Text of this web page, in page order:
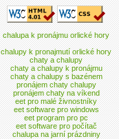
chalupa k pronájmu orlické hory
chalupy k pronajmutí orlické hory
chaty a chalupy
chaty a chalupy k pronájmu
chaty a chalupy s bazénem
pronájem chaty chalupy
pronájem chaty na víkend
eet pro malé živnostníky
eet software pro windows
eet program pro pc
eet software pro počítač
chalupa na jarní prázdniny